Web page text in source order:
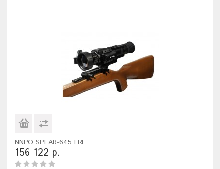
NNPO SPEAR-645 LRF
156 122 р.